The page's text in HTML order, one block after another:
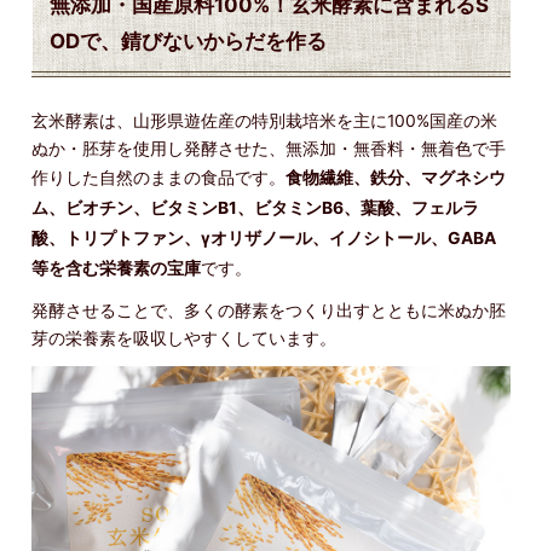
無添加・国産原料100%！玄米酵素に含まれるS
ODで、錆びないからだを作る
玄米酵素は、山形県遊佐産の特別栽培米を主に100%国産の米
ぬか・胚芽を使用し発酵させた、無添加・無香料・無着色で手
作りした自然のままの食品です。食物繊維、鉄分、マグネシウ
ム、ビオチン、ビタミンB1、ビタミンB6、葉酸、フェルラ
酸、トリプトファン、γオリザノール、イノシトール、GABA
等を含む栄養素の宝庫です。
発酵させることで、多くの酵素をつくり出すとともに米ぬか胚
芽の栄養素を吸収しやすくしています。